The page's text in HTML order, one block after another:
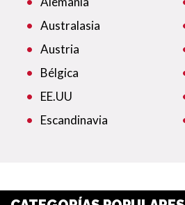
Australasia
Austria
Bélgica
EE.UU
Escandinavia